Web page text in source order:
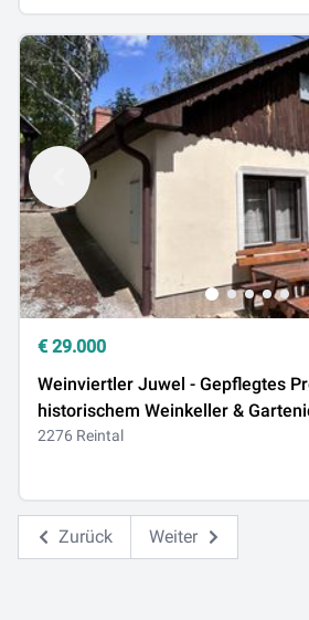
€ 29.000
Weinviertler Juwel - Gepflegtes
historischem Weinkeller &
2276 Reintal
Zurück Weiter